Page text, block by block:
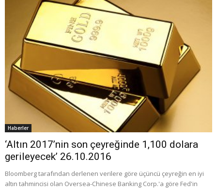
Haberler
‘Altın 2017’nin son çeyreğinde 1,100 dolara
gerileyecek’ 26.10.2016
Bloomberg tarafından derlenen verilere göre üçüncü çeyreğin en iyi
altın tahmincisi olan Oversea-Chinese Banking Corp.'a göre Fed'in